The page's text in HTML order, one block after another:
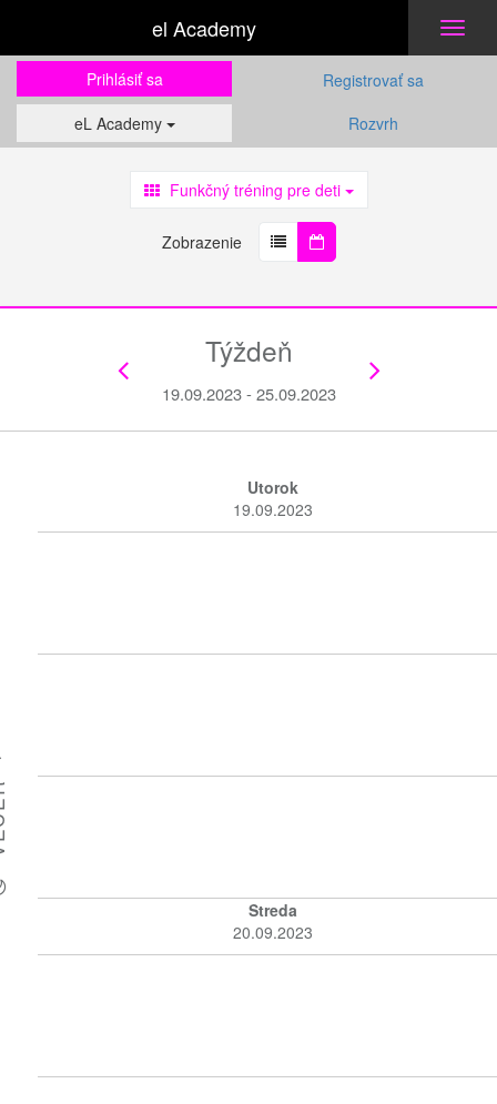
el Academy
Prihlásiť sa
Registrovať sa
eL Academy
Rozvrh
Funkčný tréning pre deti
Zobrazenie
Týždeň
19.09.2023 - 25.09.2023
Utorok
19.09.2023
Streda
20.09.2023